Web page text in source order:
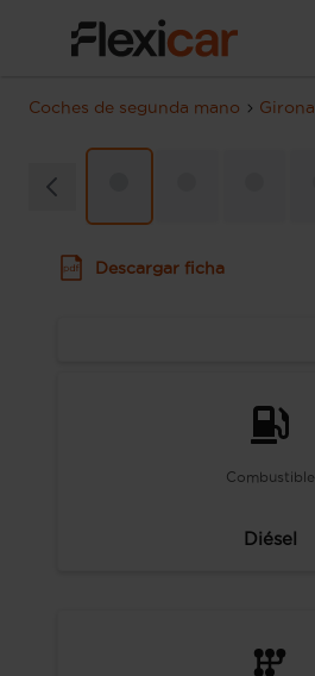
Coches de segunda mano Girona
Descargar ficha
Combustible
Diésel